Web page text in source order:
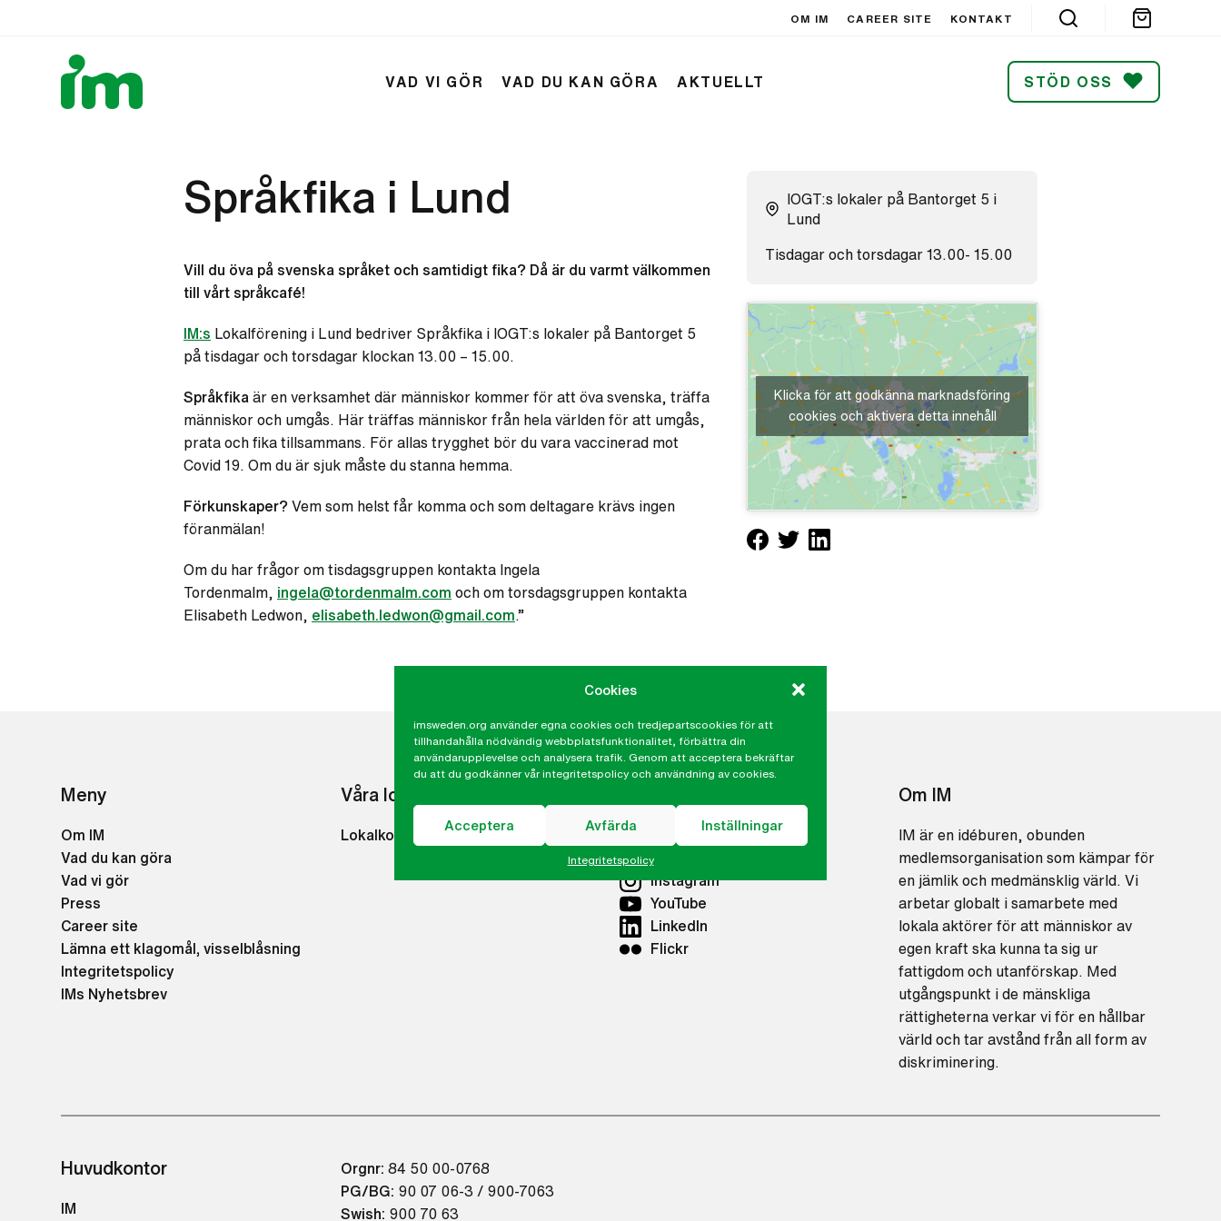
Cookies
imsweden.org använder egna cookies och tredjepartscookies för att
tillhandahålla nödvändig webbplatsfunktionalitet, förbättra din
användarupplevelse och analysera trafik. Genom att acceptera bekräftar
du att du godkänner vår integritetspolicy och användning av cookies.
Acceptera Avfärda Inställningar
Integritetspolicy
OM IM CAREER SITE KONTAKT
VAD VI GÖR VAD DU KAN GÖRA AKTUELLT STÖD OSS
Språkfika i Lund
Vill du öva på svenska språket och samtidigt fika? Då är du varmt välkommen
till vårt språkcafé!
IM:s Lokalförening i Lund bedriver Språkfika i IOGT:s lokaler på Bantorget 5
på tisdagar och torsdagar klockan 13.00 – 15.00.
Språkfika är en verksamhet där människor kommer för att öva svenska, träffa
människor och umgås. Här träffas människor från hela världen för att umgås,
prata och fika tillsammans. För allas trygghet bör du vara vaccinerad mot
Covid 19. Om du är sjuk måste du stanna hemma.
Förkunskaper? Vem som helst får komma och som deltagare krävs ingen
föranmälan!
Om du har frågor om tisdagsgruppen kontakta Ingela
Tordenmalm, ingela@tordenmalm.com och om torsdagsgruppen kontakta
Elisabeth Ledwon, elisabeth.ledwon@gmail.com .”
IOGT:s lokaler på Bantorget 5 i
Lund
Tisdagar och torsdagar 13.00- 15.00
Klicka för att godkänna marknadsföring
cookies och aktivera detta innehåll
Meny
Om IM
Vad du kan göra
Vad vi gör
Press
Career site
Lämna ett klagomål, visselblåsning
Integritetspolicy
IMs Nyhetsbrev
Våra lokalkontor
Lokalkontor Göteborg
Facebook
Twitter
Instagram
YouTube
LinkedIn
Flickr
Om IM
IM är en idéburen, obunden
medlemsorganisation som kämpar för
en jämlik och medmänsklig värld. Vi
arbetar globalt i samarbete med
lokala aktörer för att människor av
egen kraft ska kunna ta sig ur
fattigdom och utanförskap. Med
utgångspunkt i de mänskliga
rättigheterna verkar vi för en hållbar
värld och tar avstånd från all form av
diskriminering.
Huvudkontor
IM
Orgnr: 84 50 00-0768
PG/BG: 90 07 06-3 / 900-7063
Swish: 900 70 63